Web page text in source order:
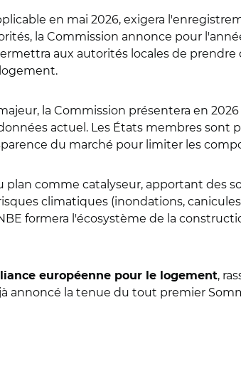
en mai 2026, exigera
la Commission annonce pour
aux autorités locales de
la Commission présentera en
actuel. Les États membres sont
du marché pour limiter les
plan comme catalyseur, apportant des
climatiques (inondations,
formera l'écosystème de la
européenne pour le logement,
annoncé la tenue du tout premier